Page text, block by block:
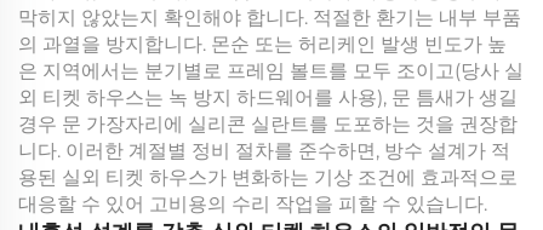
막히지 않았는지 확인해야 합니다. 적절한 환기는 내부 부품
의 과열을 방지합니다. 몬순 또는 허리케인 발생 빈도가 높
은 지역에서는 분기별로 프레임 볼트를 모두 조이고(당사 실
외 티켓 하우스는 녹 방지 하드웨어를 사용), 문 틈새가 생길
경우 문 가장자리에 실리콘 실란트를 도포하는 것을 권장합
니다. 이러한 계절별 정비 절차를 준수하면, 방수 설계가 적
용된 실외 티켓 하우스가 변화하는 기상 조건에 효과적으로
대응할 수 있어 고비용의 수리 작업을 피할 수 있습니다.